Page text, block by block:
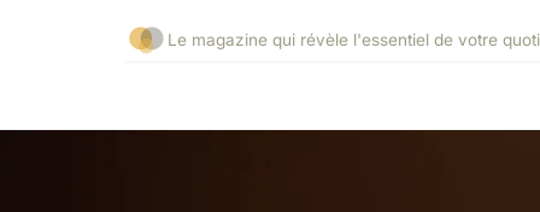
Le magazine qui révèle l'essentiel de votre